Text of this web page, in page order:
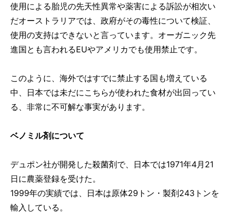
使用による胎児の先天性異常や薬害による訴訟が相次い
だオーストラリアでは、政府がその毒性について検証、
使用の支持はできないと言っています。オーガニック先
進国とも言われるEUやアメリカでも使用禁止です。
このように、海外ではすでに禁止する国も増えている
中、日本では未だにこちらが使われた食材が出回ってい
る、非常に不可解な事実があります。
ベノミル剤について
デュポン社が開発した殺菌剤で、日本では1971年4月21
日に農薬登録を受けた。
1999年の実績では、日本は原体29トン・製剤243トンを
輸入している。